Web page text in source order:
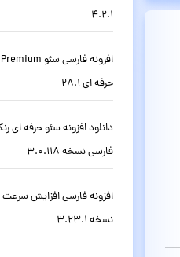
4.2.1
حرفه ای 28.1
فارسی نسخه 3.0.118
نسخه 3.23.1